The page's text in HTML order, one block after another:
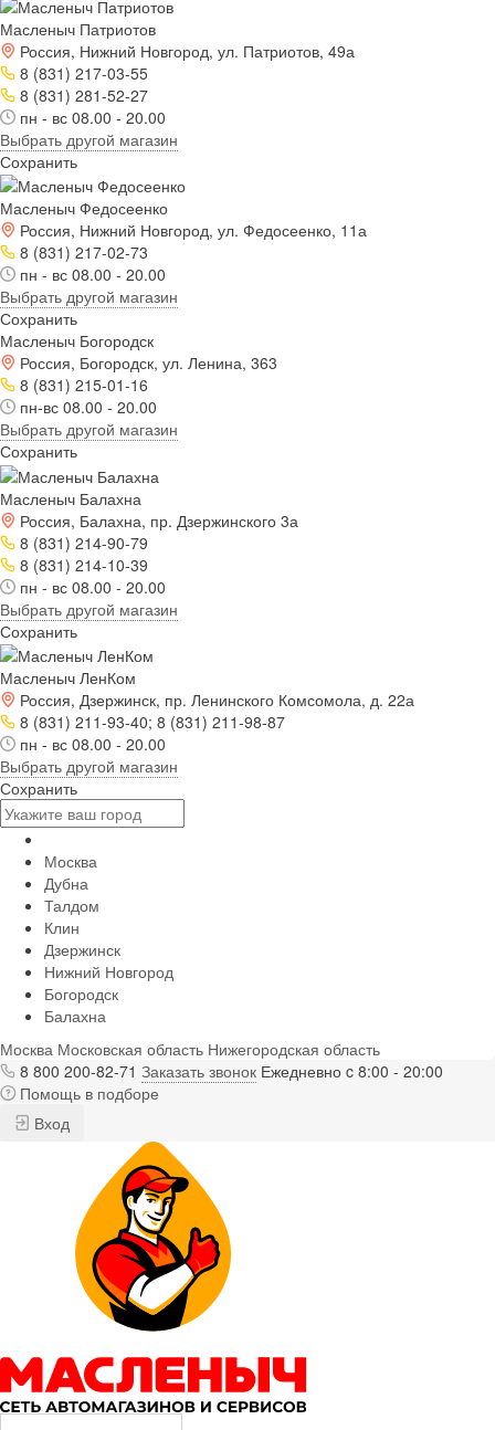
Масленыч Патриотов
Россия, Нижний Новгород, ул. Патриотов, 49а
8 (831) 217-03-55
8 (831) 281-52-27
пн - вс 08.00 - 20.00
Выбрать другой магазин
Сохранить
Масленыч Федосеенко
Россия, Нижний Новгород, ул. Федосеенко, 11а
8 (831) 217-02-73
пн - вс 08.00 - 20.00
Выбрать другой магазин
Сохранить
Масленыч Богородск
Россия, Богородск, ул. Ленина, 363
8 (831) 215-01-16
пн-вс 08.00 - 20.00
Выбрать другой магазин
Сохранить
Масленыч Балахна
Россия, Балахна, пр. Дзержинского 3а
8 (831) 214-90-79
8 (831) 214-10-39
пн - вс 08.00 - 20.00
Выбрать другой магазин
Сохранить
Масленыч ЛенКом
Россия, Дзержинск, пр. Ленинского Комсомола, д. 22а
8 (831) 211-93-40; 8 (831) 211-98-87
пн - вс 08.00 - 20.00
Выбрать другой магазин
Сохранить
Москва
Дубна
Талдом
Клин
Дзержинск
Нижний Новгород
Богородск
Балахна
Москва Московская область Нижегородская область
8 800 200-82-71 Заказать звонок Ежедневно c 8:00 - 20:00
Помощь в подборе
Вход